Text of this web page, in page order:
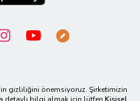
gizliliğini önemsiyoruz. Şirketimizin
detaylı bilgi almak için lütfen Kişisel